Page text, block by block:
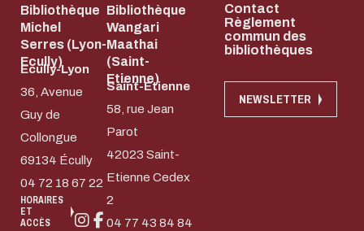
Bibliothèque
Michel
Serres (Lyon-
Ecully)
Ecully-Lyon
36, Avenue
Guy de
Collongue
69134 Écully
04 72 18 67 22
HORAIRES
ET
ACCÈS
Bibliothèque
Wangari
Maathai
(Saint-
Etienne)
Saint-Etienne
58, rue Jean
Parot
42023 Saint-
Etienne Cedex
2
04 77 43 84 84
Contact
Règlement
commun des
bibliothèques
NEWSLETTER